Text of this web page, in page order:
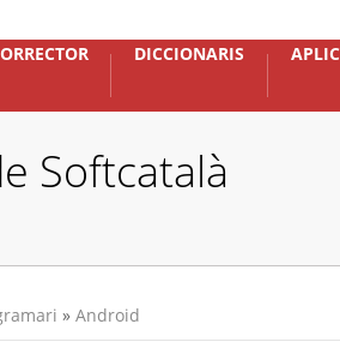
DICCIONARIS
Softcatalà
» Android